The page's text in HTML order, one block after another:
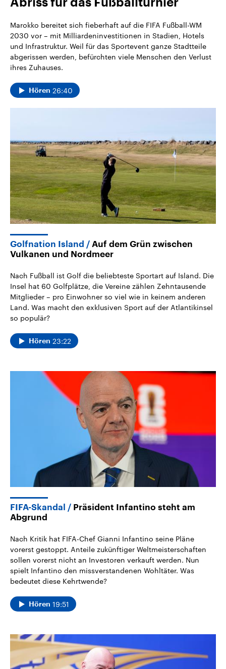
CDU, SPD und FDP regiert.-
Wahlprogramme, aktuelle Berichte
und Hintergründe zu den Parteien
und Kandidaten der anstehenden
Wahl.
aktuelle Weltgeschehen.
Sendungen Programm Podcasts
Audio-Archiv
Abriss für das Fußballturnier
Marokko bereitet sich fieberhaft auf die FIFA Fußball-WM
2030 vor – mit Milliardeninvestitionen in Stadien, Hotels
und Infrastruktur. Weil für das Sportevent ganze Stadtteile
abgerissen werden, befürchten viele Menschen den Verlust
ihres Zuhauses.
Hören 26:40
Golfnation Island
Auf dem Grün zwischen
Vulkanen und Nordmeer
Nach Fußball ist Golf die beliebteste Sportart auf Island. Die
Insel hat 60 Golfplätze, die Vereine zählen Zehntausende
Mitglieder – pro Einwohner so viel wie in keinem anderen
Land. Was macht den exklusiven Sport auf der Atlantikinsel
so populär?
Hören 23:22
FIFA-Skandal
Präsident Infantino steht am
Abgrund
Nach Kritik hat FIFA-Chef Gianni Infantino seine Pläne
vorerst gestoppt. Anteile zukünftiger Weltmeisterschaften
sollen vorerst nicht an Investoren verkauft werden. Nun
spielt Infantino den missverstandenen Wohltäter. Was
bedeutet diese Kehrtwende?
Hören 19:51